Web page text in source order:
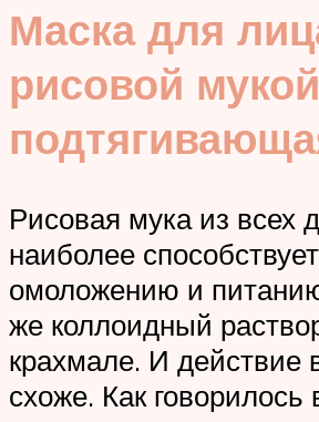
Маска для
рисовой мукой
Рисовая мука из всех
наиболее способствует
омоложению и
же коллоидный
крахмале. И действие
схоже. Как